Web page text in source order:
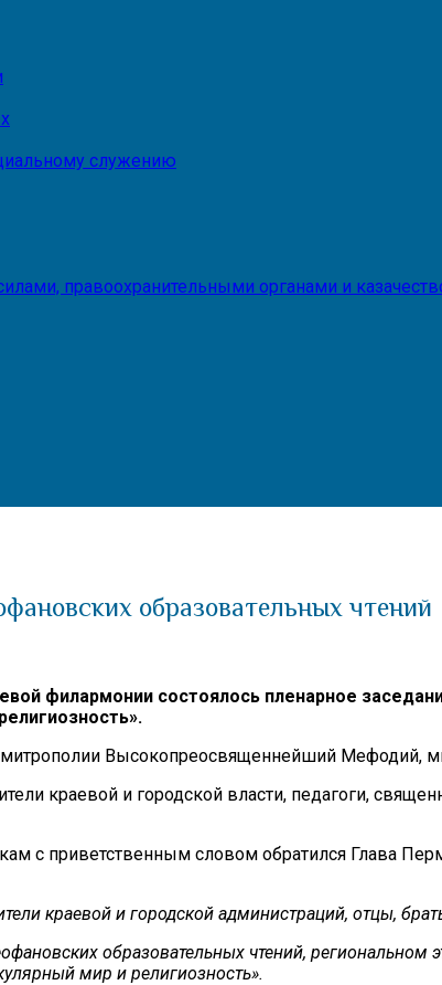
служению
правоохранительными органами и
образовательных чтений
филармонии состоялось пленарное
Высокопреосвященнейший Мефодий,
краевой и городской власти, педагоги,
с приветственным словом обратился Глава
краевой и городской администраций, отцы,
образовательных чтений,
мир и религиозность».